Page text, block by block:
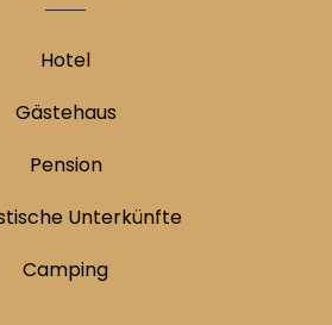
Hotel
Gästehaus
Pension
Unterkünfte
Camping